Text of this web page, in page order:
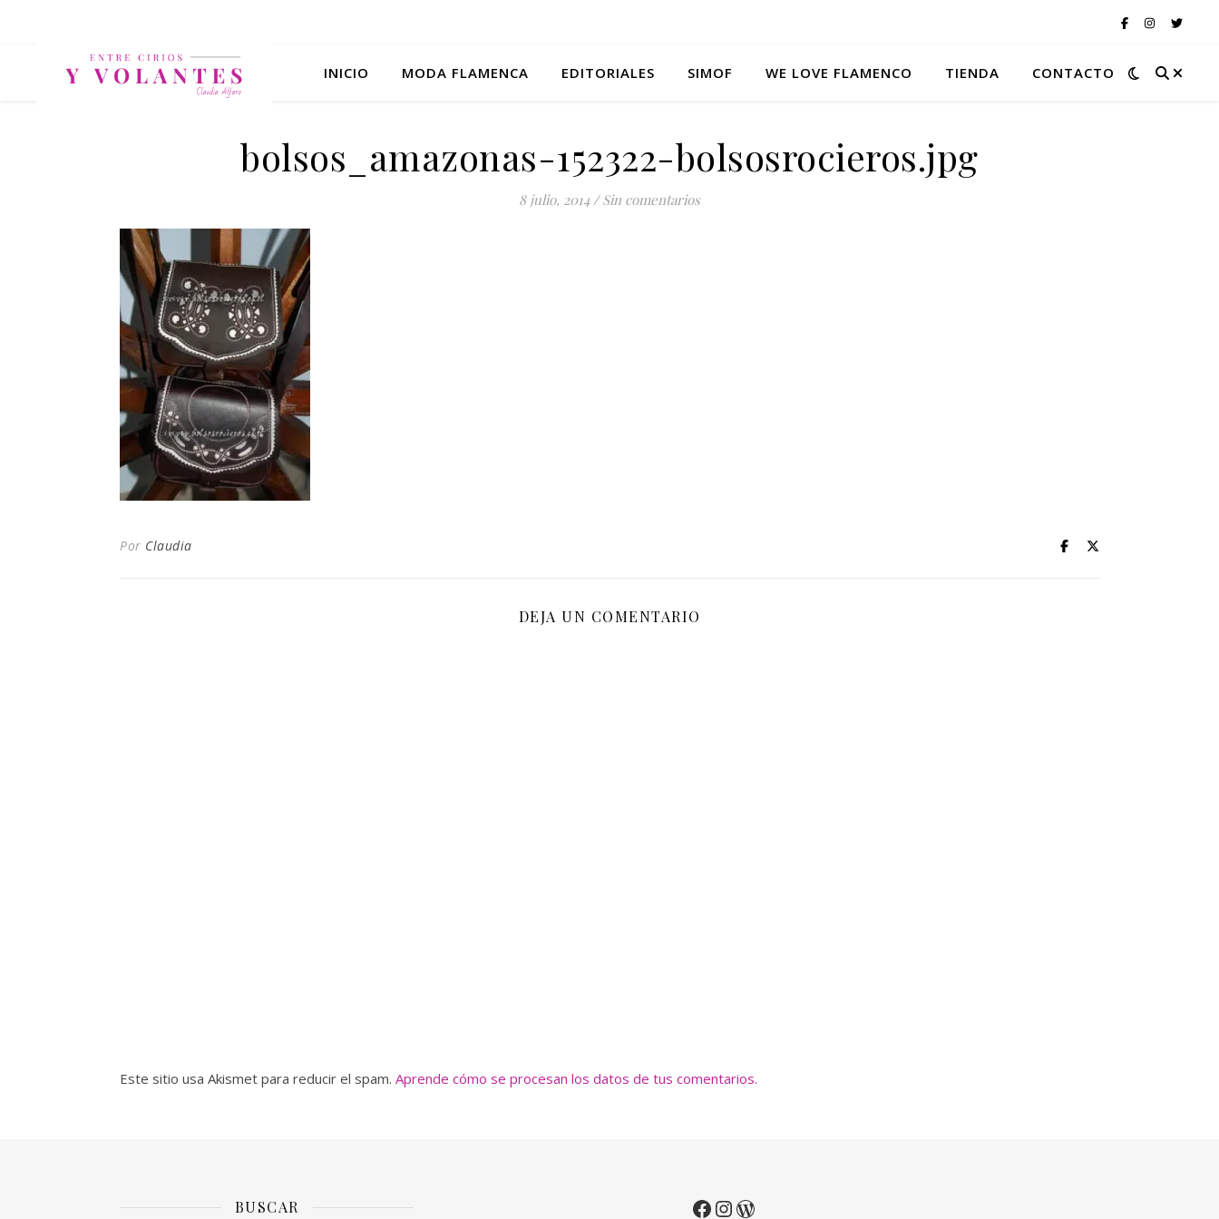
INICIO MODA FLAMENCA EDITORIALES SIMOF WE LOVE FLAMENCO TIENDA CONTACTO
bolsos_amazonas-152322-bolsosrocieros.jpg
8 julio, 2014 / Sin comentarios
Por Claudia
DEJA UN COMENTARIO
Este sitio usa Akismet para reducir el spam. Aprende cómo se procesan los datos de tus comentarios.
BUSCAR